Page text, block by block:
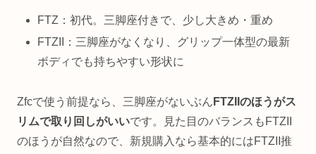
FTZ：初代。三脚座付きで、少し大きめ・重め
FTZII：三脚座がなくなり、グリップ一体型の最新
ボディでも持ちやすい形状に
Zfcで使う前提なら、三脚座がないぶん FTZIIのほうがス
リムで取り回しがいいです。見た目のバランスもFTZII
のほうが自然なので、新規購入なら基本的にはFTZII推